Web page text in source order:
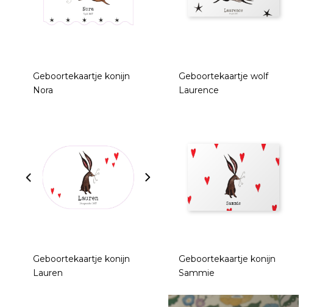
Geboortekaartje konijn
Nora
Geboortekaartje wolf
Laurence
Geboortekaartje konijn
Lauren
Geboortekaartje konijn
Sammie